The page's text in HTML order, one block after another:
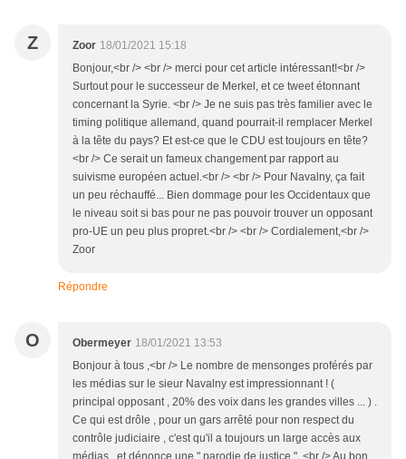
Z Zoor 18/01/2021 15:18
Bonjour,<br /> <br /> merci pour cet article intéressant!<br />
Surtout pour le successeur de Merkel, et ce tweet étonnant
concernant la Syrie. <br /> Je ne suis pas très familier avec le
timing politique allemand, quand pourrait-il remplacer Merkel
à la tête du pays? Et est-ce que le CDU est toujours en tête?
<br /> Ce serait un fameux changement par rapport au
suivisme européen actuel.<br /> <br /> Pour Navalny, ça fait
un peu réchauffé... Bien dommage pour les Occidentaux que
le niveau soit si bas pour ne pas pouvoir trouver un opposant
pro-UE un peu plus propret.<br /> <br /> Cordialement,<br />
Zoor
Répondre
O Obermeyer 18/01/2021 13:53
Bonjour à tous ,<br /> Le nombre de mensonges proférés par
les médias sur le sieur Navalny est impressionnant ! (
principal opposant , 20% des voix dans les grandes villes ... ) .
Ce qui est drôle , pour un gars arrêté pour non respect du
contrôle judiciaire , c'est qu'il a toujours un large accès aux
médias , et dénonce une " parodie de justice ". <br /> Au bon